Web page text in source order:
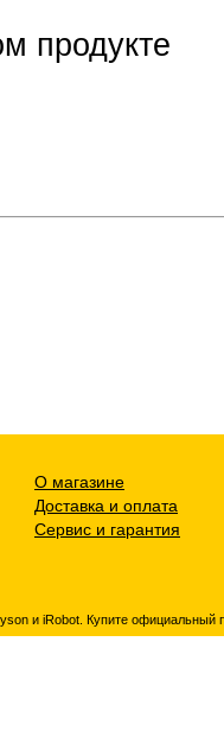
продукте
О магазине
Доставка и оплата
Сервис и гарантия
и iRobot. Купите